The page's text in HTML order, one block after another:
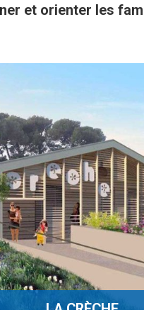
et orienter les